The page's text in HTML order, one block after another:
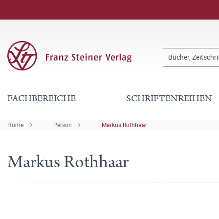
FACHBEREICHE SCHRIFTENREIHEN
Home Person Markus Rothhaar
Markus Rothhaar